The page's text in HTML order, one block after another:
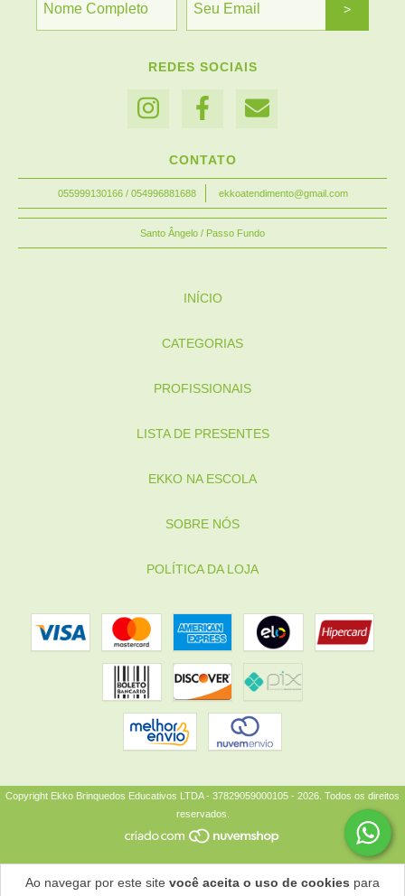
Ao navegar por este site você aceita o uso de cookies para
REDES SOCIAIS
CONTATO
055999130166 / 054996881688 ekkoatendimento@gmail.com
Santo Ângelo / Passo Fundo
INÍCIO
CATEGORIAS
PROFISSIONAIS
LISTA DE PRESENTES
EKKO NA ESCOLA
SOBRE NÓS
POLÍTICA DA LOJA
Copyright Ekko Brinquedos Educativos LTDA - 37829059000105 - 2026. Todos os direitos
reservados.